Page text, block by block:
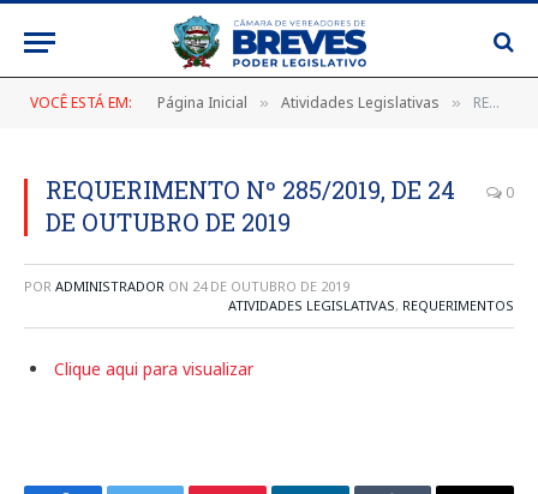
VOCÊ ESTÁ EM: Página Inicial » Atividades Legislativas » REQUERIMENTO Nº 285/2019, DE 24 DE OUTUBRO DE 2019
REQUERIMENTO Nº 285/2019, DE 24
DE OUTUBRO DE 2019
0
POR ADMINISTRADOR ON 24 DE OUTUBRO DE 2019
ATIVIDADES LEGISLATIVAS, REQUERIMENTOS
Clique aqui para visualizar